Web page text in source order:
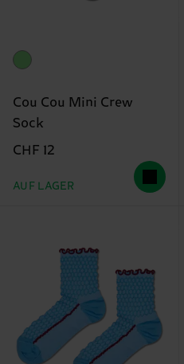
Cou Cou Mini Crew
Sock
CHF 12
AUF LAGER